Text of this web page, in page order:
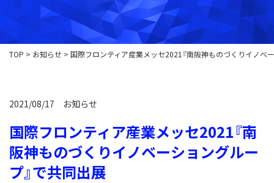
TOP > お知らせ > 国際フロンティア産業メッセ2021『南阪神ものづくりイノベ
2021/08/17 お知らせ
国際フロンティア産業メッセ2021『南
阪神ものづくりイノベーショングルー
プ』で共同出展